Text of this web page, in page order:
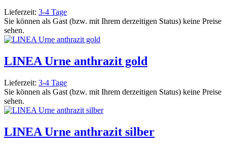
Lieferzeit: 3-4 Tage
Sie können als Gast (bzw. mit Ihrem derzeitigen Status) keine Preise
sehen.
LINEA Urne anthrazit gold
Lieferzeit: 3-4 Tage
Sie können als Gast (bzw. mit Ihrem derzeitigen Status) keine Preise
sehen.
LINEA Urne anthrazit silber